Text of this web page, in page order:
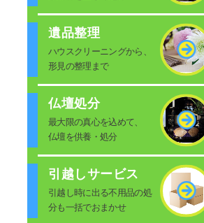
遺品整理
ハウスクリーニングから、
形見の整理まで
仏壇処分
最大限の真心を込めて、
仏壇を供養・処分
引越しサービス
引越し時に出る不用品の処
分も一括でおまかせ